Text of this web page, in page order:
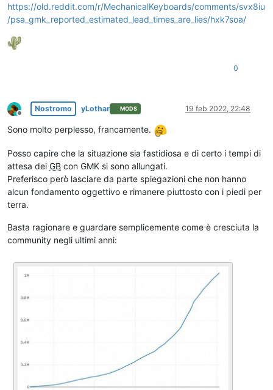
https://old.reddit.com/r/MechanicalKeyboards/comments/svx8iu
/psa_gmk_reported_estimated_lead_times_are_lies/hxk7soa/
0
Non in linea
Nostromo yLothar MODS 19 feb 2022, 22:48
Sono molto perplesso, francamente.
Posso capire che la situazione sia fastidiosa e di certo i tempi di
attesa dei GB con GMK si sono allungati.
Preferisco però lasciare da parte spiegazioni che non hanno
alcun fondamento oggettivo e rimanere piuttosto con i piedi per
terra.
Basta ragionare e guardare semplicemente come è cresciuta la
community negli ultimi anni: